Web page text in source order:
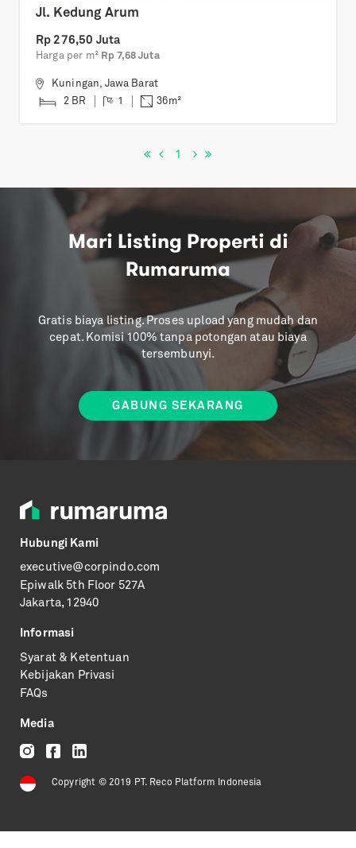
Jl. Kedung Arum
Rp 276,50 Juta
Harga per m² Rp 7,68 Juta
Kuningan, Jawa Barat
2 BR
1 36m²
1
Mari Listing Properti di
Rumaruma
Gratis biaya listing. Proses upload yang mudah dan
cepat. Komisi 100% tanpa potongan atau biaya
tersembunyi.
Hubungi Kami
executive@corpindo.com
Epiwalk 5th Floor 527A
Jakarta, 12940
Informasi
Syarat & Ketentuan
Kebijakan Privasi
FAQs
Media
Copyright © 2019 PT. Reco Platform Indonesia